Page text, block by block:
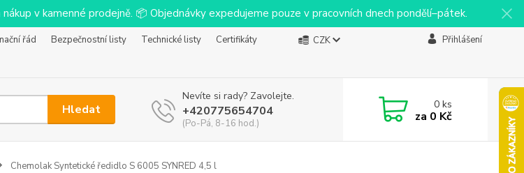
v kamenné prodejně. 📦 Objednávky expedujeme pouze v pracovních dnech pondělí–pátek.
řád Bezpečnostní listy Technické listy
Certifikáty
CZK Přihlášení
Hledat
Nevíte si rady? Zavolejte.
+420775654704
(Po-Pá, 8-16 hod.)
0ks
za 0 Kč
Chemolak Syntetické ředidlo S 6005 SYNRED 4,5 l